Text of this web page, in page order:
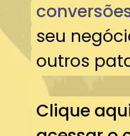
seu
outros
Clique
seu
outros
Clique